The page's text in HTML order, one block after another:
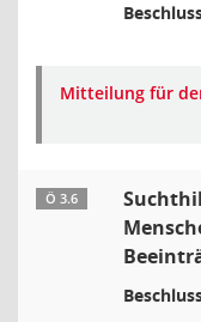
Mitteilung für
Ö 3.6